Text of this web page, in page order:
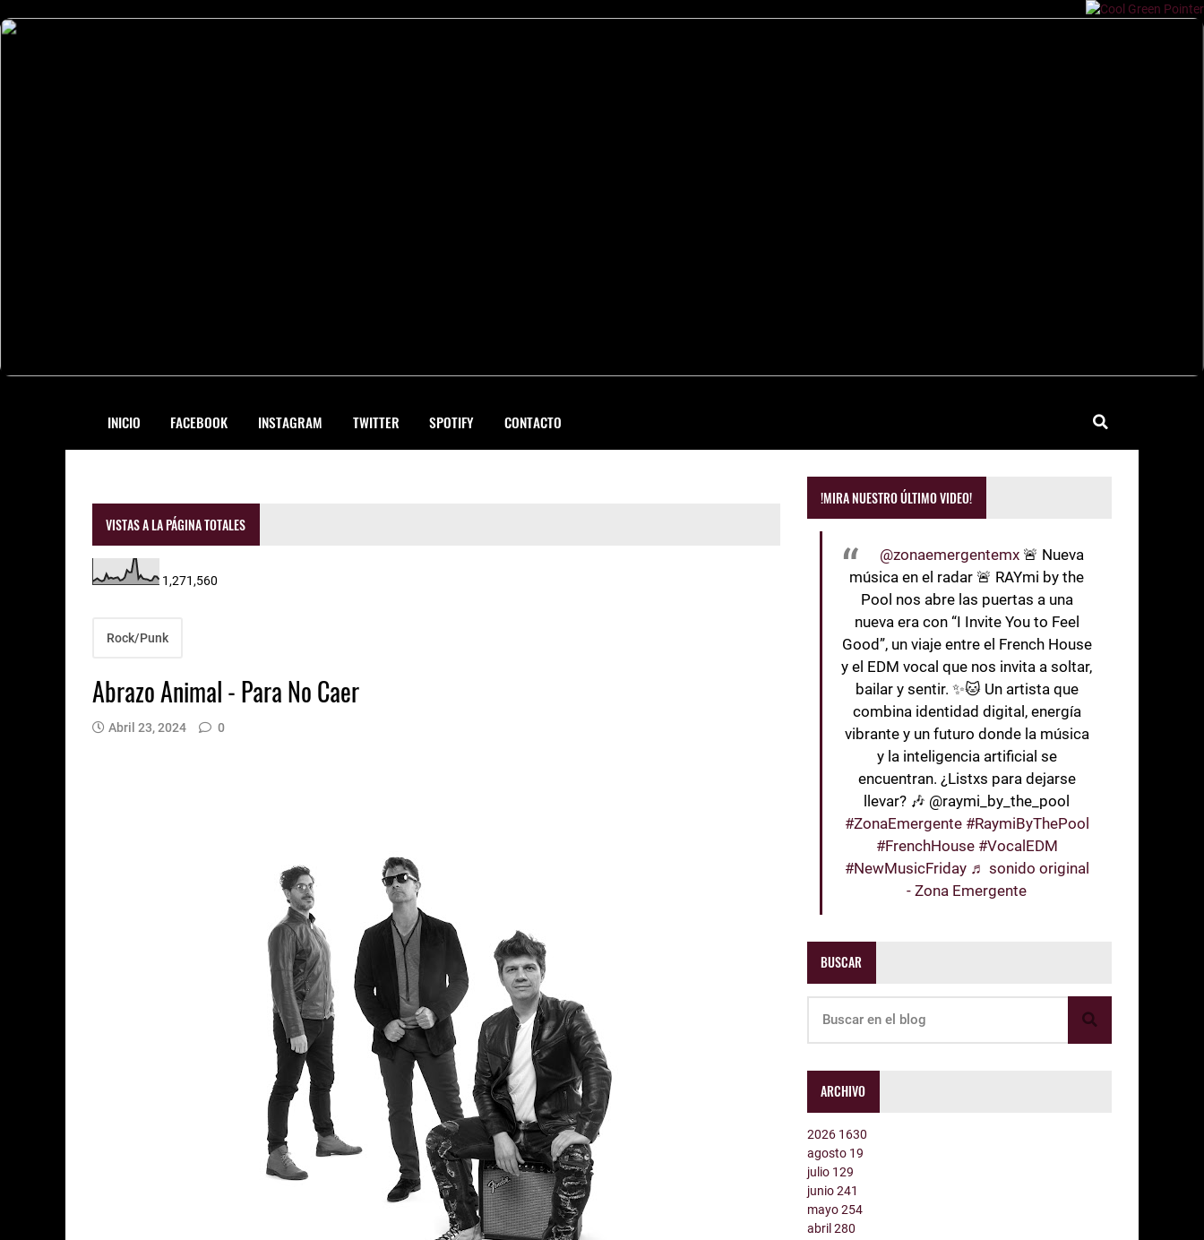
INICIO FACEBOOK INSTAGRAM TWITTER SPOTIFY CONTACTO
VISTAS A LA PÁGINA TOTALES
1,271,560
Rock/Punk
Abrazo Animal - Para No Caer
Abril 23, 2024 0
!MIRA NUESTRO ÚLTIMO VIDEO!
@zonaemergentemx 🚨 Nueva
música en el radar 🚨 RAYmi by the
Pool nos abre las puertas a una
nueva era con “I Invite You to Feel
Good”, un viaje entre el French House
y el EDM vocal que nos invita a soltar,
bailar y sentir. ✨🐱 Un artista que
combina identidad digital, energía
vibrante y un futuro donde la música
y la inteligencia artificial se
encuentran. ¿Listxs para dejarse
llevar? 🎶 @raymi_by_the_pool
#ZonaEmergente #RaymiByThePool
#FrenchHouse #VocalEDM
#NewMusicFriday ♬ sonido original
- Zona Emergente
BUSCAR
ARCHIVO
2026 1630
agosto 19
julio 129
junio241
mayo254
abril280